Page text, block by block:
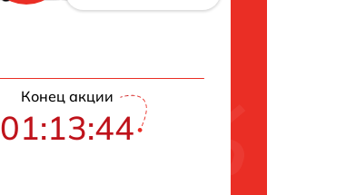
Конец акции
01:13:43